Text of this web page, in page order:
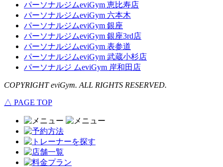
パーソナルジムeviGym 恵比寿店
パーソナルジムeviGym 六本木
パーソナルジムeviGym 銀座
パーソナルジムeviGym 銀座3rd店
パーソナルジムeviGym 表参道
パーソナルジムeviGym 武蔵小杉店
パーソナルジ ムeviGym 岸和田店
COPYRIGHT eviGym. ALL RIGHTS RESERVED.
△ PAGE TOP